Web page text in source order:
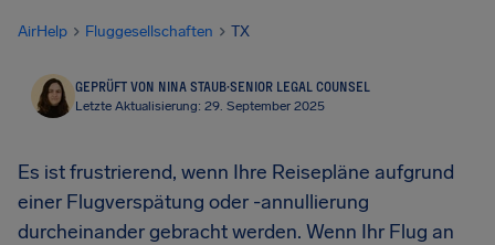
AirHelp Fluggesellschaften TX
GEPRÜFT VON NINA STAUB·SENIOR LEGAL COUNSEL
Letzte Aktualisierung: 29. September 2025
Es ist frustrierend, wenn Ihre Reisepläne aufgrund
einer Flugverspätung oder -annullierung
durcheinander gebracht werden. Wenn Ihr Flug an